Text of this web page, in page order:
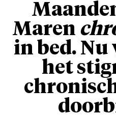
Maren
in bed.
het